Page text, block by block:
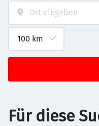
Für diese